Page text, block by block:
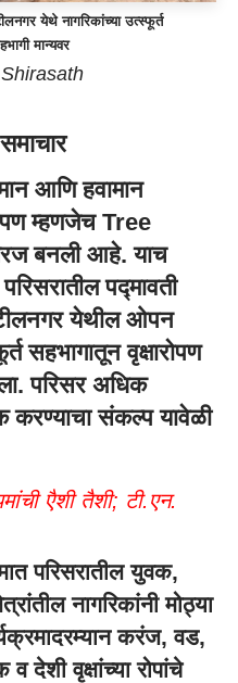
येथे नागरिकांच्या उत्स्फूर्त
मान्यवर
आणि हवामान
म्हणजेच Tree
बनली आहे. याच
पद्मावती
येथील ओपन
सहभागातून वृक्षारोपण
परिसर अधिक
करण्याचा संकल्प यावेळी
एैशी तैशी; टी.एन.
परिसरातील युवक,
नागरिकांनी मोठ्या
करंज, वड,
देशी वृक्षांच्या रोपांचे